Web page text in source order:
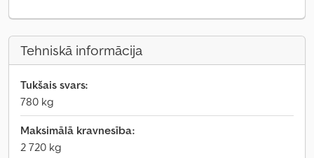
Tehniskā informācija
Tukšais svars:
780 kg
Maksimālā kravnesība:
2 720 kg